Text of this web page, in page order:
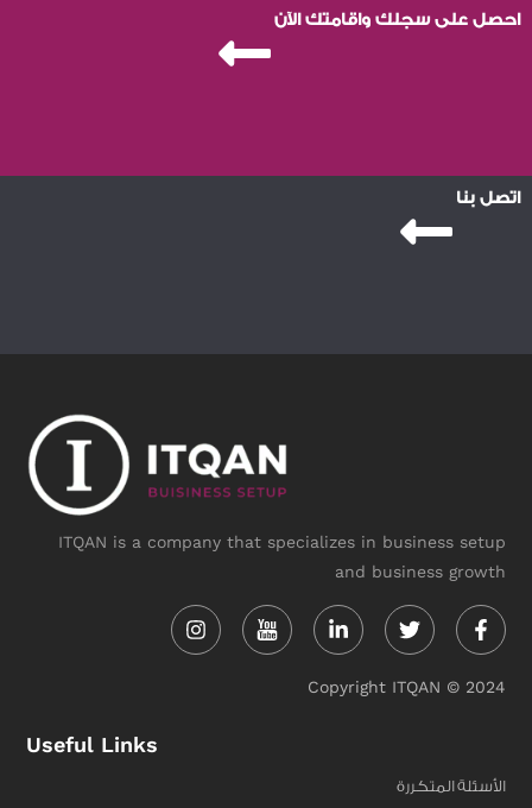
احصل على سجلك واقامتك الآن
اتصل بنا
ITQAN is a company that specializes in business setup
and business growth
in f
Copyright ITQAN © 2024
Useful Links
الأسئلة المتكررة